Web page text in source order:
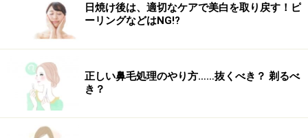
日焼け後は、適切なケアで美白を取り戻す！ピ
ーリングなどはNG!?
正しい鼻毛処理のやり方……抜くべき？ 剃るべ
き？